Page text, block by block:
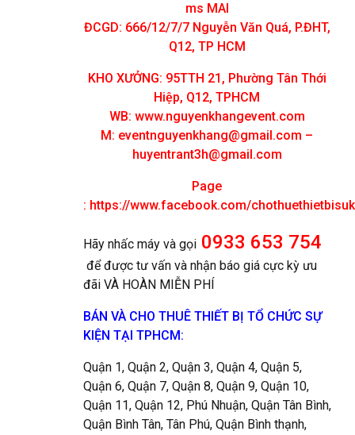
ms MAI
ĐCGD: 666/12/7/7 Nguyễn Văn Quá, P.ĐHT,
Q12, TP HCM
KHO XƯỞNG: 95TTH 21, Phường Tân Thới
Hiệp, Q12, TPHCM
WB: www.nguyenkhangevent.com
M: eventnguyenkhang@gmail.com –
huyentrant3h@gmail.com
Page
: https://www.facebook.com/
Hãy nhấc máy và gọi 0933 653 754
để được tư vấn và nhận báo giá cực kỳ ưu
đãi VÀ HOÀN MIỄN PHÍ
BÁN VÀ CHO THUÊ THIẾT BỊ TỔ CHỨC SỰ
KIỆN TẠI TPHCM:
Quận 1, Quận 2, Quận 3, Quận 4, Quận 5,
Quận 6, Quận 7, Quận 8, Quận 9, Quận 10,
Quận 11, Quận 12, Phú Nhuận, Quận Tân Bình,
Quận Bình Tân, Tân Phú, Quận Bình thạnh,